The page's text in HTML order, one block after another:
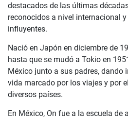
destacados de las últimas
reconocidos a nivel internacional
influyentes.
Nació en Japón en diciembre de
hasta que se mudó a Tokio en
México junto a sus padres, dando
vida marcado por los viajes y por
diversos países.
En México, On fue a la escuela de